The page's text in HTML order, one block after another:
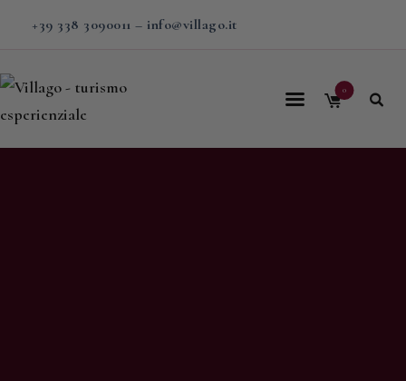
+39 338 3090011 – info@villago.it
0
Home